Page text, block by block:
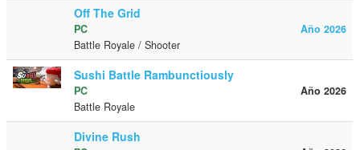
Off The Grid
Año 2026
PC
Battle Royale / Shooter
Sushi Battle Rambunctiously
Año 2026
PC
Battle Royale
Divine Rush